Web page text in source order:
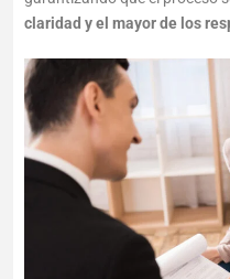
claridad y el mayor de los